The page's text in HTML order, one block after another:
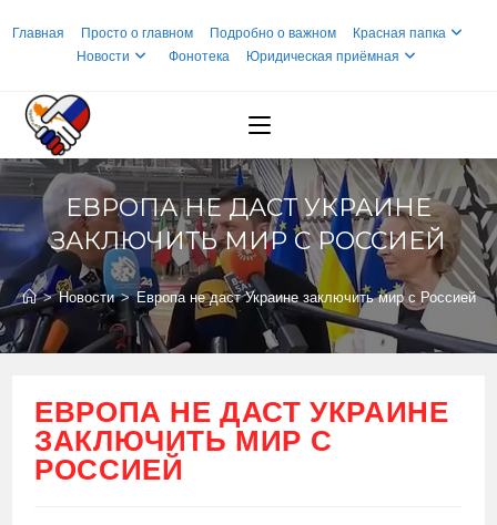
Главная Просто о главном Подробно о важном
Красная папка
Новости
Фонотека Юридическая приёмная
ЕВРОПА НЕ ДАСТ УКРАИНЕ
ЗАКЛЮЧИТЬ МИР С РОССИЕЙ
> Новости > Европа не даст Украине заключить мир с Россией
ЕВРОПА НЕ ДАСТ УКРАИНЕ
ЗАКЛЮЧИТЬ МИР С
РОССИЕЙ